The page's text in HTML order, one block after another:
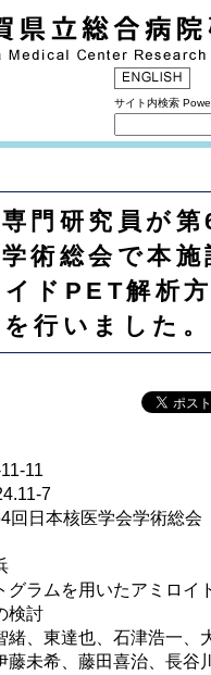
サイト内検索
門研究員が
術総会で本施
ドPET解析
行いました。
11
7
回日本核医学会学術総会
グラムを用いたアミロイ
検討
緒、東達也、石津浩一、
藤未希、藤田喜治、長谷